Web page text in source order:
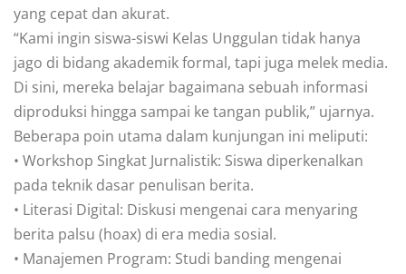
yang cepat dan akurat.
“Kami ingin siswa-siswi Kelas Unggulan tidak hanya
jago di bidang akademik formal, tapi juga melek media.
Di sini, mereka belajar bagaimana sebuah informasi
diproduksi hingga sampai ke tangan publik,” ujarnya.
Beberapa poin utama dalam kunjungan ini meliputi:
• Workshop Singkat Jurnalistik: Siswa diperkenalkan
pada teknik dasar penulisan berita.
• Literasi Digital: Diskusi mengenai cara menyaring
berita palsu (hoax) di era media sosial.
• Manajemen Program: Studi banding mengenai